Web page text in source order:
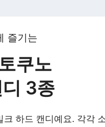
즐기는
쿠노
3종
하드 캔디예요. 각각